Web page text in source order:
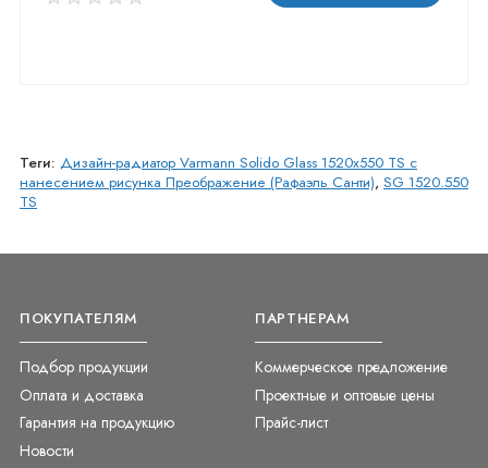
Теги: Дизайн-радиатор Varmann Solido Glass 1520x550 TS с
нанесением рисунка Преображение (Рафаэль Санти), SG 1520.550
TS
ПОКУПАТЕЛЯМ
Подбор продукции
Оплата и доставка
Гарантия на продукцию
Новости
ПАРТНЕРАМ
Коммерческое предложение
Проектные и оптовые цены
Прайс-лист